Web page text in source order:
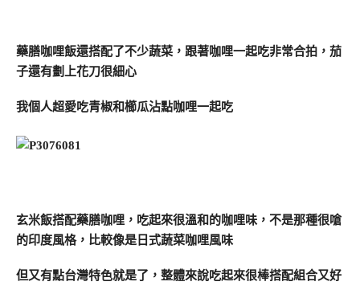
藥膳咖哩飯還搭配了不少蔬菜，跟著咖哩一起吃非常合拍，茄
子還有劃上花刀很細心
我個人超愛吃青椒和櫛瓜沾點咖哩一起吃
玄米飯搭配藥膳咖哩，吃起來很溫和的咖哩味，不是那種很嗆
的印度風格，比較像是日式蔬菜咖哩風味
但又有點台灣特色就是了，整體來說吃起來很棒搭配組合又好